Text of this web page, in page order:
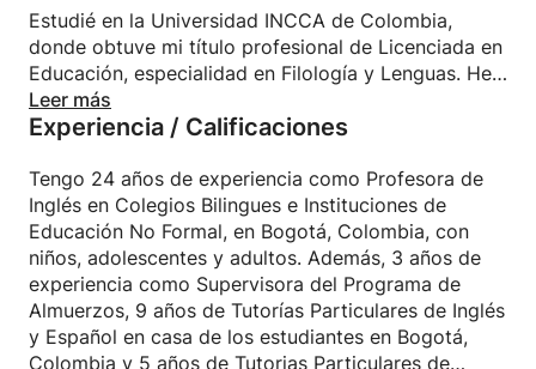
estudiantes, permitiendo que avancen en su
conocimiento en forma agradable y divertida.
Hola soy linne Soy maestra de Bachiller en
Educación con muchos años de experiencia en la
tutoría, para niños a partir de 7 años, adolescentes
y adultos.
Soy positivo, entusiasta, amigable y paciente. Me
encanta enseñar y brindar apoyo académico con la
tarea de inglés y español, para que los estudiantes
aprendan con placer y logren sus objetivos en la
escuela, en la universidad y a nivel personal. Obtuve
Estudié en la Universidad INCCA de Colombia,
donde obtuve mi título profesional de Licenciada en
Educación, especialidad en Filología y Lenguas. He
vivido en Canadá durante 16 años.
Leer más
Experiencia / Calificaciones
Tengo 24 años de experiencia como Profesora de
Inglés en Colegios Bilingues e Instituciones de
Educación No Formal, en Bogotá, Colombia, con
niños, adolescentes y adultos. Además, 3 años de
experiencia como Supervisora del Programa de
Almuerzos, 9 años de Tutorías Particulares de Inglés
y Español en casa de los estudiantes en Bogotá,
Colombia y 5 años de Tutorias Particulares de